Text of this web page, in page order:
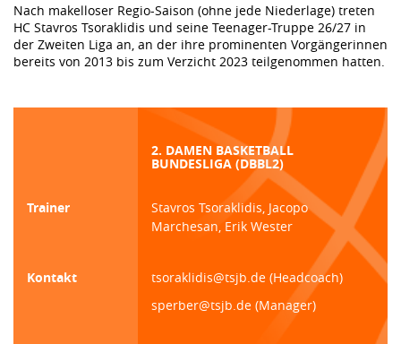
Nach makelloser Regio-Saison (ohne jede Niederlage) treten
HC Stavros Tsoraklidis und seine Teenager-Truppe 26/27 in
der Zweiten Liga an, an der ihre prominenten Vorgängerinnen
bereits von 2013 bis zum Verzicht 2023 teilgenommen hatten.
2. DAMEN BASKETBALL
BUNDESLIGA (DBBL2)
Trainer
Stavros Tsoraklidis, Jacopo
Marchesan, Erik Wester
Kontakt
tsoraklidis@tsjb.de (Headcoach)
sperber@tsjb.de (Manager)